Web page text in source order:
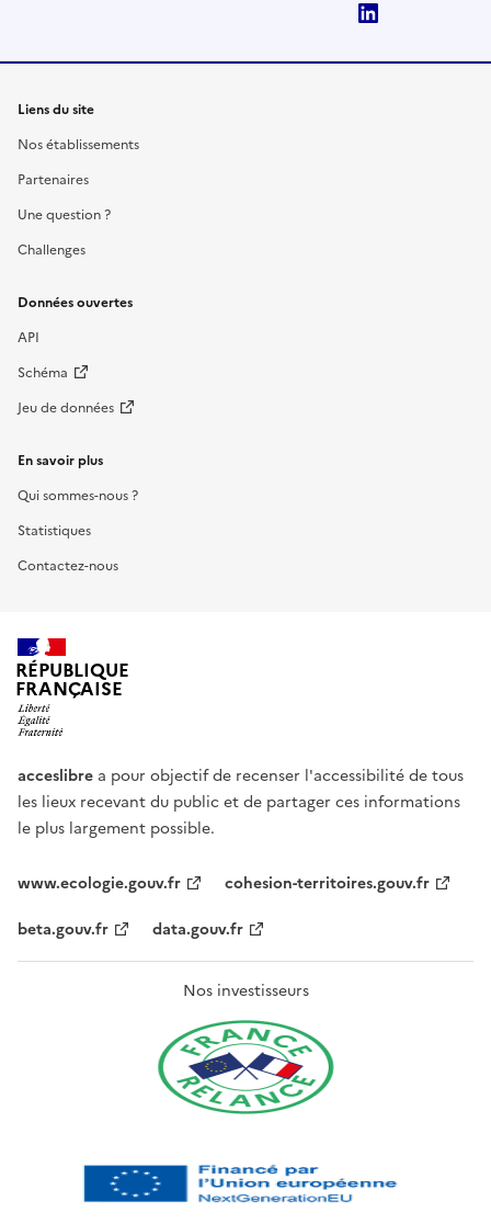
Liens du site
Nos établissements
Partenaires
Une question ?
Challenges
Données ouvertes
API
Schéma
Jeu de données
En savoir plus
Qui sommes-nous ?
Statistiques
Contactez-nous
RÉPUBLIQUE
FRANÇAISE
acceslibre a pour objectif de recenser l'accessibilité de tous
les lieux recevant du public et de partager ces informations
le plus largement possible.
www.ecologie.gouv.fr
cohesion-territoires.gouv.fr
beta.gouv.fr
data.gouv.fr
Nos investisseurs